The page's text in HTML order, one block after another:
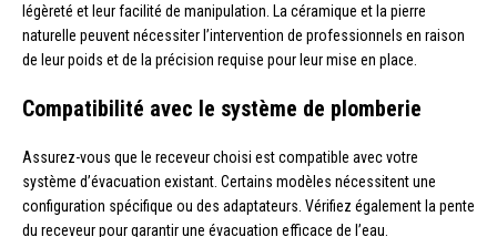
légèreté et leur facilité de manipulation. La céramique et la pierre
naturelle peuvent nécessiter l’intervention de professionnels en raison
de leur poids et de la précision requise pour leur mise en place.
Compatibilité avec le système de plomberie
Assurez-vous que le receveur choisi est compatible avec votre
système d’évacuation existant. Certains modèles nécessitent une
configuration spécifique ou des adaptateurs. Vérifiez également la pente
du receveur pour garantir une évacuation efficace de l’eau.